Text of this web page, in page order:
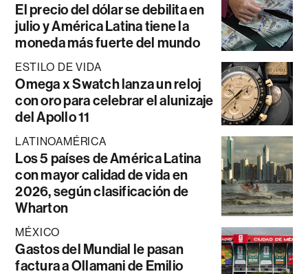
El precio del dólar se debilita en
julio y América Latina tiene la
moneda más fuerte del mundo
ESTILO DE VIDA
Omega x Swatch lanza un reloj
con oro para celebrar el alunizaje
del Apollo 11
LATINOAMÉRICA
Los 5 países de América Latina
con mayor calidad de vida en
2026, según clasificación de
Wharton
MÉXICO
Gastos del Mundial le pasan
factura a Ollamani de Emilio